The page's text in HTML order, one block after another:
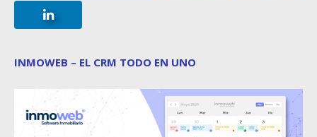
INMOWEB – EL CRM TODO EN UNO